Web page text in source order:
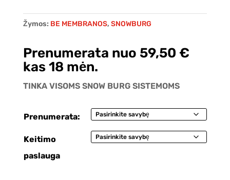
Žymos: BE MEMBRANOS, SNOWBURG
Prenumerata nuo 59,50 €
kas 18 mėn.
TINKA VISOMS SNOW BURG SISTEMOMS
Prenumerata:
Keitimo
paslauga